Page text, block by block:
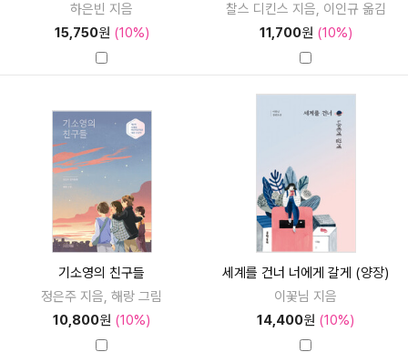
하은빈 지음
15,750원 (10%)
찰스 디킨스 지음, 이인규 옮김
11,700원 (10%)
기소영의 친구들
정은주 지음, 해랑 그림
10,800원 (10%)
세계를 건너 너에게 갈게 (양장)
이꽃님 지음
14,400원 (10%)